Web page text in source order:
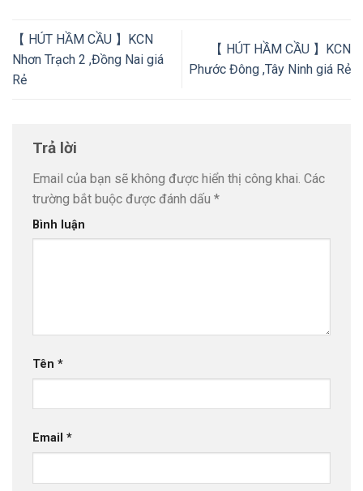
【 HÚT HẦM CẦU 】KCN
Nhơn Trạch 2 ,Đồng Nai giá
Rẻ
【 HÚT HẦM CẦU 】KCN
Phước Đông ,Tây Ninh giá Rẻ
Trả lời
Email của bạn sẽ không được hiển thị công khai. Các
trường bắt buộc được đánh dấu *
Bình luận
Tên *
Email *